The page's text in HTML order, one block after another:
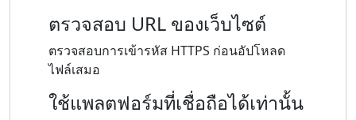
ตรวจสอบ URL ของเว็บไซต์
ตรวจสอบการเข้ารหัส HTTPS ก่อนอัปโหลด
ไฟล์เสมอ
ใช้แพลตฟอร์มที่เชื่อถือได้เท่านั้น